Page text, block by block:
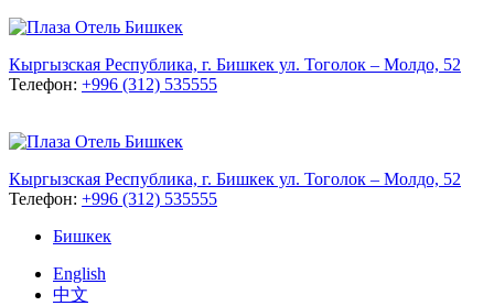
Кыргызская Республика, г. Бишкек ул. Тоголок – Молдо, 52
Телефон: +996 (312) 535555
Кыргызская Республика, г. Бишкек ул. Тоголок – Молдо, 52
Телефон: +996 (312) 535555
Бишкек
English
中文